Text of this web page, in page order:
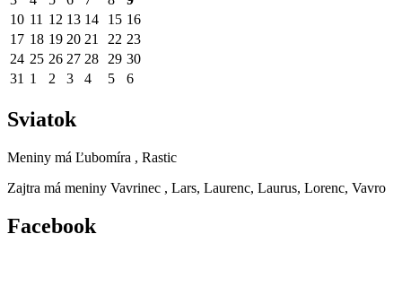
10 11 12 13 14 15 16
17 18 19 20 21 22 23
24 25 26 27 28 29 30
31 1 2 3 4 5 6
Sviatok
Meniny má Ľubomíra , Rastic
Zajtra má meniny Vavrinec , Lars, Laurenc, Laurus, Lorenc, Vavro
Facebook